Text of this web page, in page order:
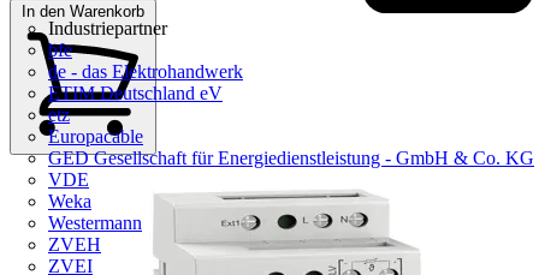
Industriepartner
bfe
de - das Elektrohandwerk
ETIM Deutschland eV
etz
Europacable
GED Gesellschaft für Energiedienstleistung - GmbH & Co. KG
VDE
Weka
Westermann
ZVEH
ZVEI
In den Warenkorb